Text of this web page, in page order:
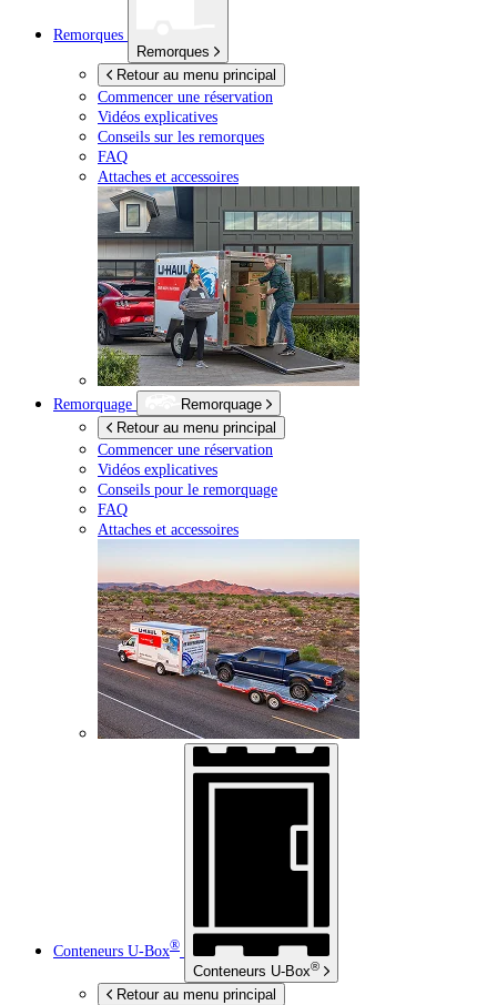
Remorques
Remorques
Retour au menu principal
Commencer une réservation
Vidéos explicatives
Conseils sur les remorques
FAQ
Attaches et accessoires
Remorquage
Remorquage
Retour au menu principal
Commencer une réservation
Vidéos explicatives
Conseils pour le remorquage
FAQ
Attaches et accessoires
Conteneurs U-Box®
Conteneurs U-Box®
Retour au menu principal